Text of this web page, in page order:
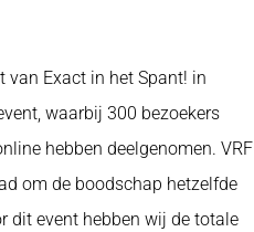
van Exact in het Spant! in
waarbij 300 bezoekers
hebben deelgenomen. VRF
om de boodschap hetzelfde
dit event hebben wij de totale